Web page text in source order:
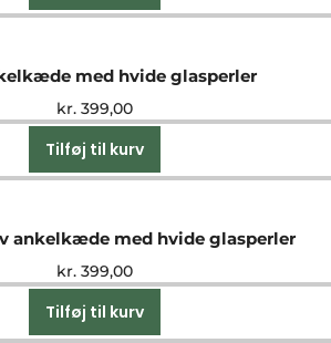
med hvide glasperler
kr.399,00
Tilføj til kurv
ankelkæde med hvide glasperler
kr.399,00
Tilføj til kurv